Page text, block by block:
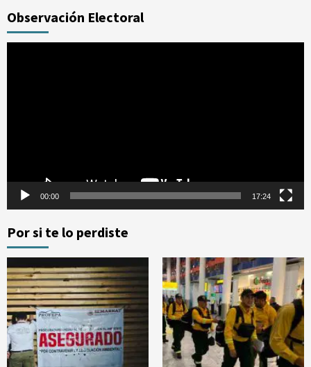
Observación Electoral
00:00 17:24
Por si te lo perdiste